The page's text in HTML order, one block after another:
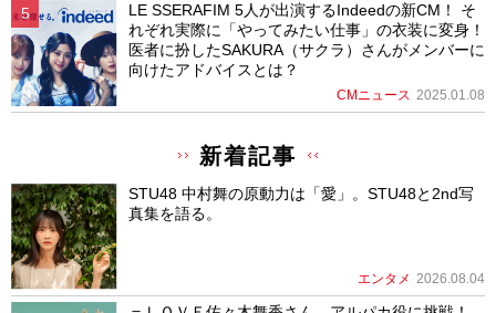
LE SSERAFIM 5人が出演するIndeedの新CM！ そ
れぞれ実際に「やってみたい仕事」の衣装に変身！
医者に扮したSAKURA（サクラ）さんがメンバーに
向けたアドバイスとは？
CMニュース 2025.01.08
新着記事
STU48 中村舞の原動力は「愛」。STU48と2nd写
真集を語る。
エンタメ 2026.08.04